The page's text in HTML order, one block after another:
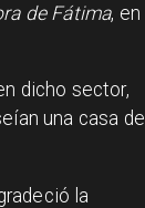
de Fátima, en
dicho sector,
una casa de
la